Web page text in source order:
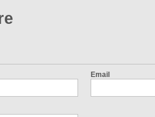
Email